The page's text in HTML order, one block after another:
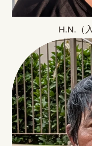
H.N.（